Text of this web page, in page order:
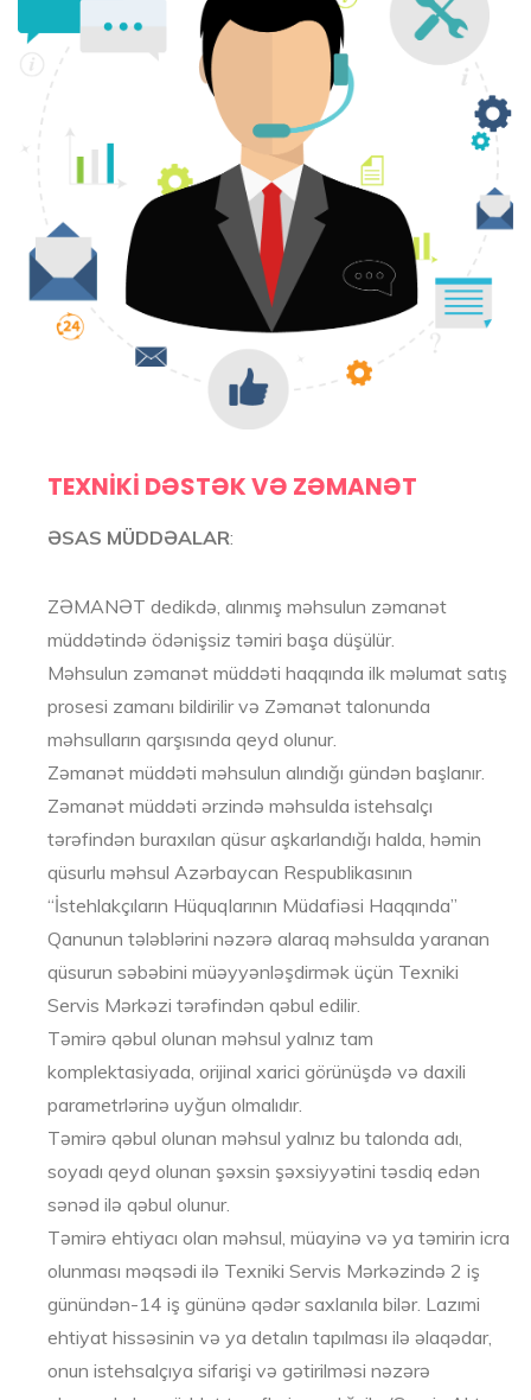
TEXNIKI DƏSTƏK VƏ ZƏMANƏT
ƏSAS MÜDDƏALAR:
ZƏMANƏT dedikdə, alınmış məhsulun zəmanət
müddətində ödənişsiz təmiri başa düşülür.
Məhsulun zəmanət müddəti haqqında ilk məlumat satış
prosesi zamanı bildirilir və Zəmanət talonunda
məhsulların qarşısında qeyd olunur.
Zəmanət müddəti məhsulun alındığı gündən başlanır.
Zəmanət müddəti ərzində məhsulda istehsalçı
tərəfindən buraxılan qüsur aşkarlandığı halda, həmin
qüsurlu məhsul Azərbaycan Respublikasının
“İstehlakçıların Hüquqlarının Müdafiəsi Haqqında”
Qanunun tələblərini nəzərə alaraq məhsulda yaranan
qüsurun səbəbini müəyyənləşdirmək üçün Texniki
Servis Mərkəzi tərəfindən qəbul edilir.
Təmirə qəbul olunan məhsul yalnız tam
komplektasiyada, orijinal xarici görünüşdə və daxili
parametrlərinə uyğun olmalıdır.
Təmirə qəbul olunan məhsul yalnız bu talonda adı,
soyadı qeyd olunan şəxsin şəxsiyyətini təsdiq edən
sənəd ilə qəbul olunur.
Təmirə ehtiyacı olan məhsul, müayinə və ya təmirin icra
olunması məqsədi ilə Texniki Servis Mərkəzində 2 iş
günündən-14 iş gününə qədər saxlanıla bilər. Lazımi
ehtiyat hissəsinin və ya detalın tapılması ilə əlaqədar,
onun istehsalçıya sifarişi və gətirilməsi nəzərə